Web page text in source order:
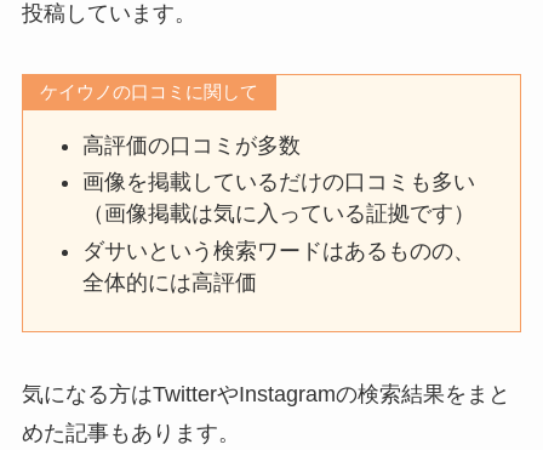
投稿しています。
ケイウノの口コミに関して
高評価の口コミが多数
画像を掲載しているだけの口コミも多い
（画像掲載は気に入っている証拠です）
ダサいという検索ワードはあるものの、
全体的には高評価
気になる方はTwitterやInstagramの検索結果をまと
めた記事もあります。